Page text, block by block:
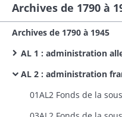
Archives de 1790 à
Archives de 1790 à 1945
AL 1 : administration
AL 2 : administration
01AL2 Fonds de la